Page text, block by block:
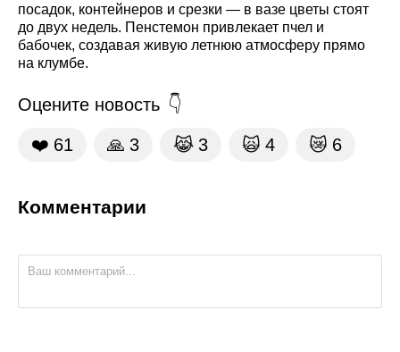
посадок, контейнеров и срезки — в вазе цветы стоят
до двух недель. Пенстемон привлекает пчел и
бабочек, создавая живую летнюю атмосферу прямо
на клумбе.
Оцените новость
❤️ 61 🙏 3 😹 3 🙀 4 😿 6
Комментарии